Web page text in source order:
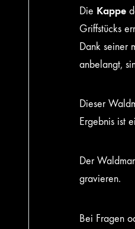
Die Kappe
Griffstücks
Dank seiner
anbelangt,
Dieser
Ergebnis ist
Der
gravieren.
Bei Fragen